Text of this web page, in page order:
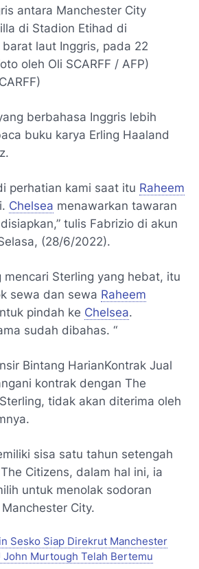
antara Manchester City
di Stadion Etihad di
laut Inggris, pada 22
oleh Oli SCARFF / AFP)
berbahasa Inggris lebih
buku karya Erling Haaland
perhatian kami saat itu Raheem
Chelsea menawarkan tawaran
tulis Fabrizio di akun
(28/6/2022).
mencari Sterling yang hebat, itu
sewa dan sewa Raheem
pindah ke Chelsea.
sudah dibahas. “
Bintang HarianKontrak Jual
kontrak dengan The
tidak akan diterima oleh
sisa satu tahun setengah
Citizens, dalam hal ini, ia
untuk menolak sodoran
City.
Sesko Siap Direkrut Manchester
Murtough Telah Bertemu